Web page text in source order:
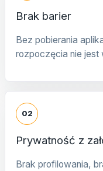
Brak barier
Bez pobierania
rozpoczęcia nie jest
02
Prywatność z
Brak profilowania,